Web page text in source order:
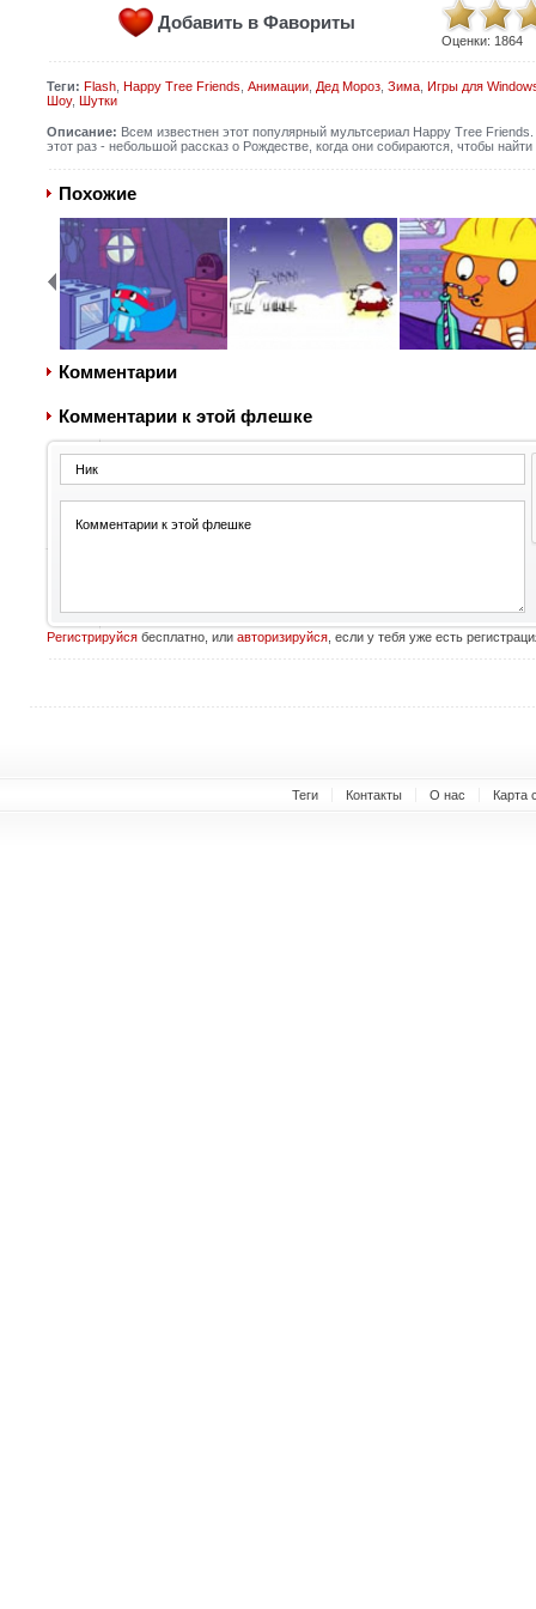
Добавить в Фавориты
Оценки: 1864
Теги: Flash, Happy Tree Friends Анимации, Дед Мороз, Зима, Игры для
Шоу, Шутки
Описание: Всем известнен этот популярный мультсериал Happy Tree
этот раз - небольшой рассказ о Рождестве, когда они собираются, чтобы
Похожие
Комментарии
Комментарии к этой флешке
Регистрируйсябесплатно, или авторизируйся, если у тебя уже есть
Теги Контакты О нас Карта